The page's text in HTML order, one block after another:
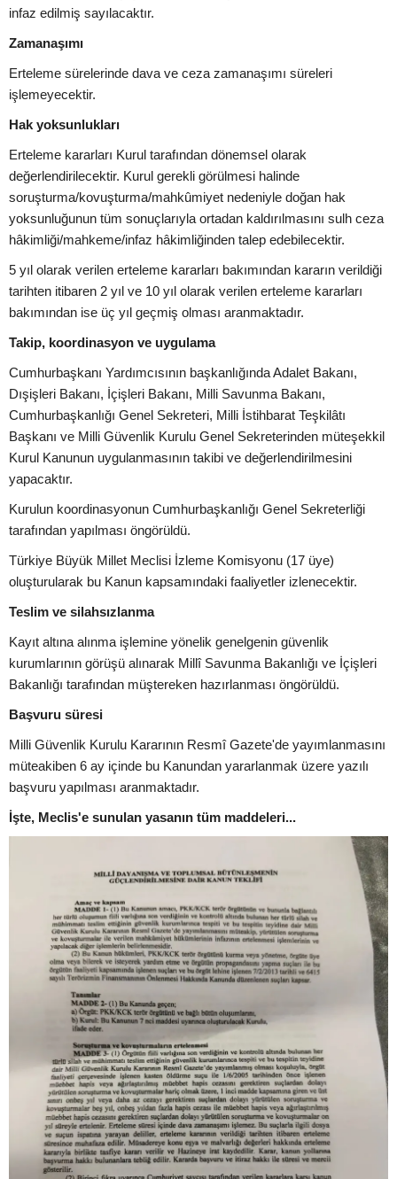
infaz edilmiş sayılacaktır.
Zamanaşımı
Erteleme sürelerinde dava ve ceza zamanaşımı süreleri
işlemeyecektir.
Hak yoksunlukları
Erteleme kararları Kurul tarafından dönemsel olarak
değerlendirilecektir. Kurul gerekli görülmesi halinde
soruşturma/kovuşturma/mahkûmiyet nedeniyle doğan hak
yoksunluğunun tüm sonuçlarıyla ortadan kaldırılmasını sulh ceza
hâkimliği/mahkeme/infaz hâkimliğinden talep edebilecektir.
5 yıl olarak verilen erteleme kararları bakımından kararın verildiği
tarihten itibaren 2 yıl ve 10 yıl olarak verilen erteleme kararları
bakımından ise üç yıl geçmiş olması aranmaktadır.
Takip, koordinasyon ve uygulama
Cumhurbaşkanı Yardımcısının başkanlığında Adalet Bakanı,
Dışişleri Bakanı, İçişleri Bakanı, Milli Savunma Bakanı,
Cumhurbaşkanlığı Genel Sekreteri, Milli İstihbarat Teşkilâtı
Başkanı ve Milli Güvenlik Kurulu Genel Sekreterinden müteşekkil
Kurul Kanunun uygulanmasının takibi ve değerlendirilmesini
yapacaktır.
Kurulun koordinasyonun Cumhurbaşkanlığı Genel Sekreterliği
tarafından yapılması öngörüldü.
Türkiye Büyük Millet Meclisi İzleme Komisyonu (17 üye)
oluşturularak bu Kanun kapsamındaki faaliyetler izlenecektir.
Teslim ve silahsızlanma
Kayıt altına alınma işlemine yönelik genelgenin güvenlik
kurumlarının görüşü alınarak Millî Savunma Bakanlığı ve İçişleri
Bakanlığı tarafından müştereken hazırlanması öngörüldü.
Başvuru süresi
Milli Güvenlik Kurulu Kararının Resmî Gazete'de yayımlanmasını
müteakiben 6 ay içinde bu Kanundan yararlanmak üzere yazılı
başvuru yapılması aranmaktadır.
İşte, Meclis'e sunulan yasanın tüm maddeleri...